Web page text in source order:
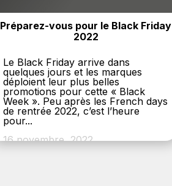
Préparez-vous pour le Black Friday
2022
Le Black Friday arrive dans
quelques jours et les marques
déploient leur plus belles
promotions pour cette « Black
Week ». Peu après les French days
de rentrée 2022, c’est l’heure
pour...
16 novembre, 2022